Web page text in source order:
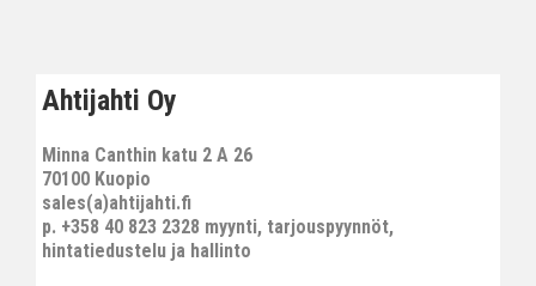
Ahtijahti Oy
Minna Canthin katu 2 A 26
70100 Kuopio
sales(a)ahtijahti.fi
p. +358 40 823 2328 myynti, tarjouspyynnöt,
hintatiedustelu ja hallinto